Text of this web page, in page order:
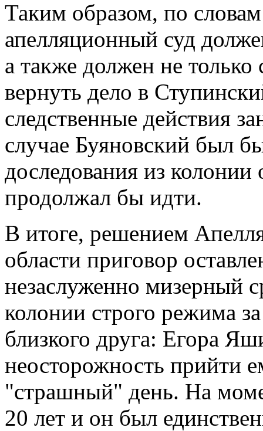
Таким образом, по словам
апелляционный суд
а также должен не
вернуть дело в
следственные действия
случае Буяновский был
доследования из
продолжал бы идти.
В итоге, решением
области приговор
незаслуженно мизерный
колонии строго режима
близкого друга: Егора
неосторожность прийти
"страшный" день. На
20 лет и он был